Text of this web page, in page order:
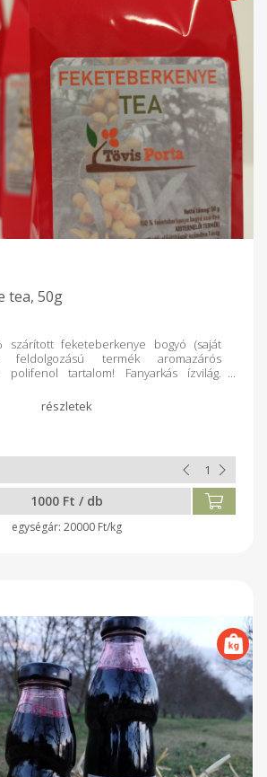
tea, 50g
szárított feketeberkenye bogyó (saját
feldolgozású termék aromazárós
polifenol tartalom! Fanyarkás ízvilág.
1000 Ft / db
20000 Ft/kg